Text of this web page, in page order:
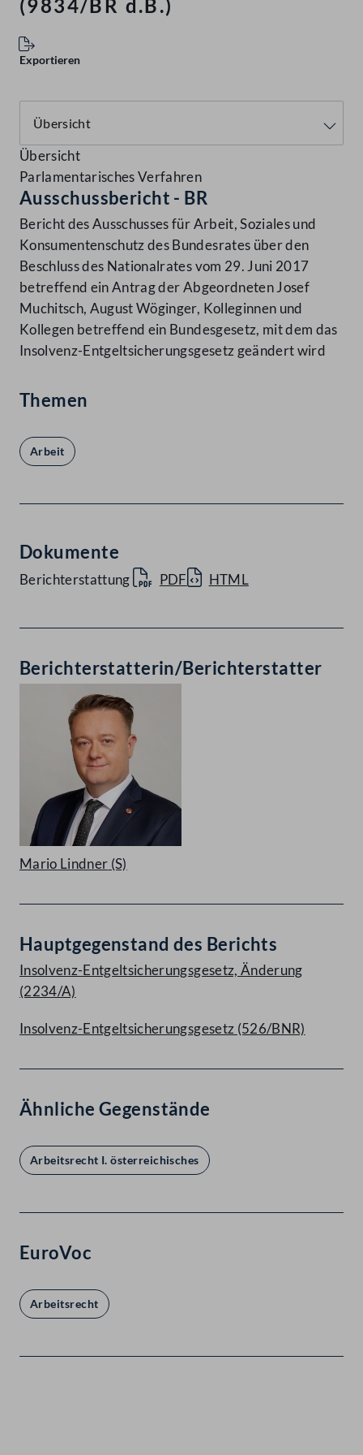
(9834/BR d.B.)
Exportieren
Übersicht
Parlamentarisches Verfahren
Ausschussbericht - BR
Bericht des Ausschusses für Arbeit, Soziales und
Konsumentenschutz des Bundesrates über den
Beschluss des Nationalrates vom 29. Juni 2017
betreffend ein Antrag der Abgeordneten Josef
Muchitsch, August Wöginger, Kolleginnen und
Kollegen betreffend ein Bundesgesetz, mit dem das
Insolvenz-Entgeltsicherungsgesetz geändert wird
Themen
Arbeit
Dokumente
Berichterstattung PDF HTML
Berichterstatterin/Berichterstatter
Mario Lindner (S)
Hauptgegenstand des Berichts
Insolvenz-Entgeltsicherungsgesetz, Änderung
(2234/A)
Insolvenz-Entgeltsicherungsgesetz (526/BNR)
Ähnliche Gegenstände
Arbeitsrecht I. österreichisches
EuroVoc
Arbeitsrecht